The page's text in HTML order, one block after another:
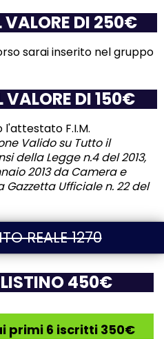
DI 250€
sarai inserito nel gruppo
VALORE DI 150€
l'attestato F.I.M.
Valido su Tutto il
della Legge n.4 del 2013,
2013 da Camera e
Ufficiale n. 22 del
REALE 1270
LISTINO 450€
primi 6 iscritti 350€